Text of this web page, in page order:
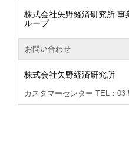
株式会社矢野経済研究所
ループ
お問い合わせ
株式会社矢野経済研究所
カスタマーセンター TEL：